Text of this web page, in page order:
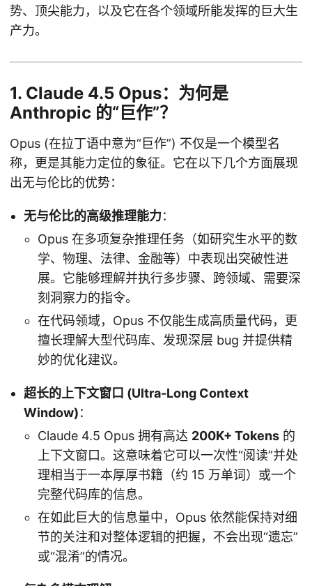
势、顶尖能力，以及它在各个领域所能发挥的巨大生
产力。
1. Claude 4.5 Opus：为何是
Anthropic 的“巨作”？
Opus (在拉丁语中意为“巨作”) 不仅是一个模型名
称，更是其能力定位的象征。它在以下几个方面展现
出无与伦比的优势：
无与伦比的高级推理能力：
Opus 在多项复杂推理任务（如研究生水平的数
学、物理、法律、金融等）中表现出突破性进
展。它能够理解并执行多步骤、跨领域、需要深
刻洞察力的指令。
在代码领域，Opus 不仅能生成高质量代码，更
擅长理解大型代码库、发现深层 bug 并提供精
妙的优化建议。
超长的上下文窗口 (Ultra-Long Context
Window)：
Claude 4.5 Opus 拥有高达 200K+ Tokens 的
上下文窗口。这意味着它可以一次性“阅读”并处
理相当于一本厚厚书籍（约 15 万单词）或一个
完整代码库的信息。
在如此巨大的信息量中，Opus 依然能保持对细
节的关注和对整体逻辑的把握，不会出现“遗忘”
或“混淆”的情况。